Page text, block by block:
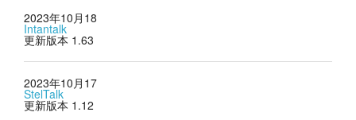
2023年10月18
Intantalk
更新版本 1.63
2023年10月17
StelTalk
更新版本 1.12